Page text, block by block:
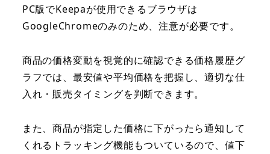
PC版でKeepaが使用できるブラウザは
GoogleChromeのみのため、注意が必要です。
商品の価格変動を視覚的に確認できる価格履歴グ
ラフでは、最安値や平均価格を把握し、適切な仕
入れ・販売タイミングを判断できます。
また、商品が指定した価格に下がったら通知して
くれるトラッキング機能もついているので、値下